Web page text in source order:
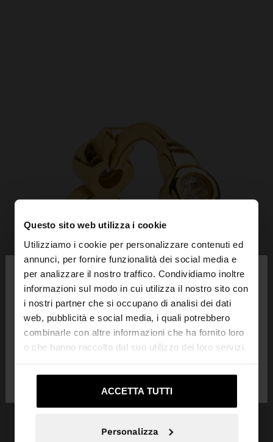
Questo sito web utilizza i cookie
Utilizziamo i cookie per personalizzare contenuti ed
annunci, per fornire funzionalità dei social media e
per analizzare il nostro traffico. Condividiamo inoltre
informazioni sul modo in cui utilizza il nostro sito con
i nostri partner che si occupano di analisi dei dati
web, pubblicità e social media, i quali potrebbero
combinarle con altre informazioni che ha fornito loro
o che hanno raccolto dal suo utilizzo dei loro servizi.
ACCETTA TUTTI
Personalizza
ciao ×
Stai accedendo al sito da Italia. Vuoi navigare sul
nostro sito United States?